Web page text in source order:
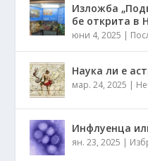
Изложба
бе открита в
юни 4, 2025 |
Наука ли е
мар. 24, 2025 |
Инфлуенца
ян. 23, 2025 |